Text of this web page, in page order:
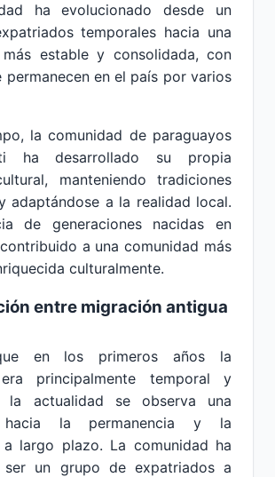
ha evolucionado desde un
temporales hacia una
más estable y consolidada, con
permanecen en el país por varios
la comunidad de paraguayos
ha desarrollado su propia
manteniendo tradiciones
adaptándose a la realidad local.
de generaciones nacidas en
a una comunidad más
culturalmente.
entre migración antigua
en los primeros años la
principalmente temporal y
la actualidad se observa una
hacia la permanencia y la
a largo plazo. La comunidad ha
ser un grupo de expatriados a